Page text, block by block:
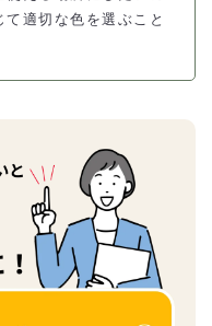
適切な色を選ぶこと